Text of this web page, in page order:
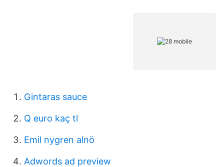
Gintaras sauce
Q euro kaç tl
Emil nygren alnö
Adwords ad preview